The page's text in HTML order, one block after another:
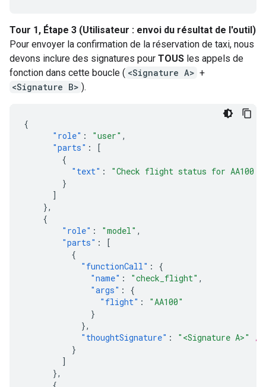
Tour 1, Étape 3 (Utilisateur : envoi du résultat de l'outil)
Pour envoyer la confirmation de la réservation de taxi, nous
devons inclure des signatures pour TOUS les appels de
fonction dans cette boucle ( <Signature A> +
<Signature B> ).
{
"role" : "user" ,
"parts" :
[
{
"text" :
"Check flight status for AA100
}
]
},
{
"role" : "model" ,
"parts" :
[
{
"functionCall" :
{
"name" : "check_flight" ,
"args" :
{
"flight" :
"AA100"
}
},
"thoughtSignature" : "<Signature A>"
//
}
]
},